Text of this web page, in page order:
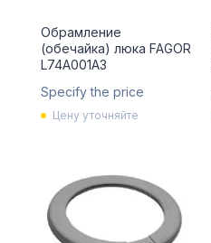
Обрамление
(обечайка) люка FAGOR
L74A001A3
Specify the price
Цену уточняйте